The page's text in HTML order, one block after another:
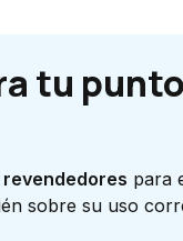
tu
para
sobre su uso